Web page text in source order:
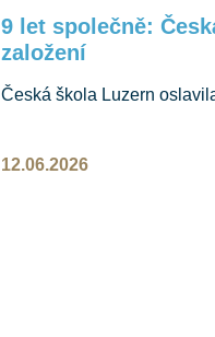
9 let společně:
založení
Česká škola Luzern
12.06.2026